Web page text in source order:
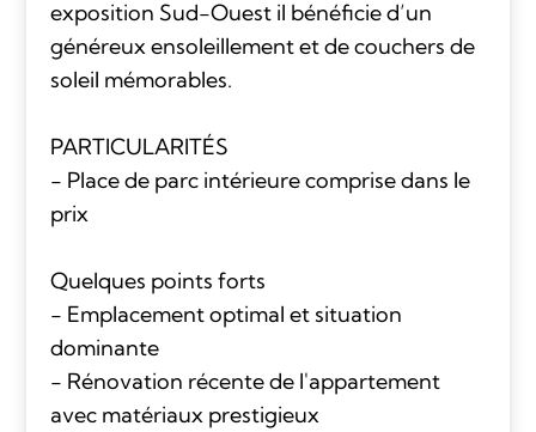
exposition Sud-Ouest il bénéficie d’un
généreux ensoleillement et de couchers de
soleil mémorables.
PARTICULARITÉS
- Place de parc intérieure comprise dans le
prix
Quelques points forts
- Emplacement optimal et situation
dominante
- Rénovation récente de l'appartement
avec matériaux prestigieux